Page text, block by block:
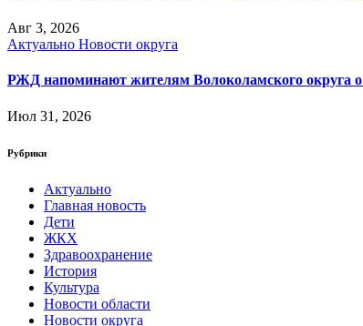
Авг 3, 2026
Актуально Новости округа
РЖД напоминают жителям Волоколамского округа о
Июл 31, 2026
Рубрики
Актуально
Главная новость
Дети
ЖКХ
Здравоохранение
История
Культура
Новости области
Новости округа